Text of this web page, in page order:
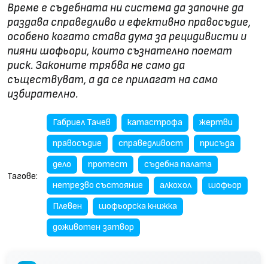
Време е съдебната ни система да започне да
раздава справедливо и ефективно правосъдие,
особено когато става дума за рецидивисти и
пияни шофьори, които съзнателно поемат
риск. Законите трябва не само да
съществуват, а да се прилагат на само
избирателно.
Тагове:
Габриел Тачев катастрофа
жертви
правосъдие
справедливост
присъда
дело
протест
съдебна палата
нетрезво състояние
алкохол
шофьор
Плевен
шофьорска книжка
доживотен затвор